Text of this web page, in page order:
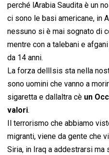
perché lArabia Saudita è un
ci sono le basi americane, in
nessuno si è mai sognato di
mentre con a talebani e
da 14 anni.
La forza dellIsis sta nella
sono uomini che vanno a
sigaretta e dallaltra cè un
valori.
Il terrorismo che abbiamo
migranti, viene da gente che
Siria, in Iraq a addestrarsi